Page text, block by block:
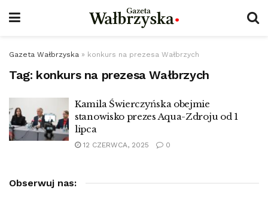
Gazeta Wałbrzyska » konkurs na prezesa Wałbrzych
Tag: konkurs na prezesa Wałbrzych
Kamila Świerczyńska obejmie
stanowisko prezes Aqua-Zdroju od 1
lipca
12 CZERWCA, 2025 0
Obserwuj nas: